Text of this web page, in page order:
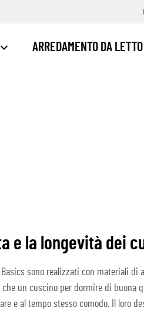
ARREDAMENTO DA LETTO
e la longevità dei
Basics sono realizzati con materiali di
un cuscino per dormire di buona
e al tempo stesso comodo. Il loro